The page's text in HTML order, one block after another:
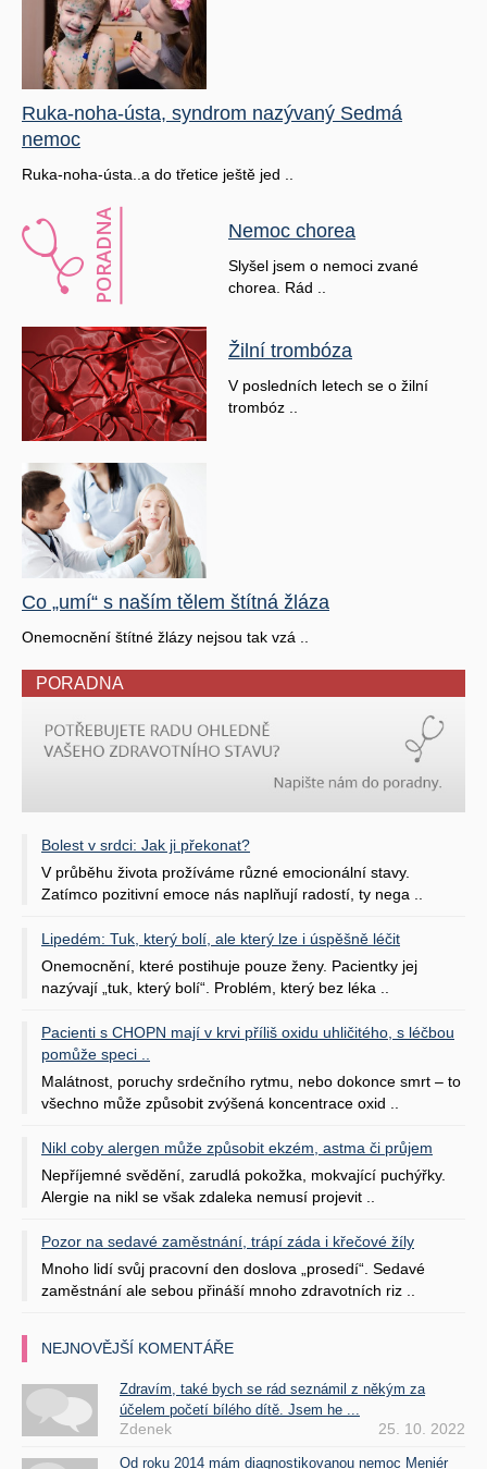
Ruka-noha-ústa, syndrom nazývaný Sedmá
nemoc
Ruka-noha-ústa..a do třetice ještě jed ..
Nemoc chorea
Slyšel jsem o nemoci zvané
chorea. Rád ..
Žilní trombóza
V posledních letech se o žilní
trombóz ..
Co „umí“ s naším tělem štítná žláza
Onemocnění štítné žlázy nejsou tak vzá ..
PORADNA
Bolest v srdci: Jak ji překonat?
V průběhu života prožíváme různé emocionální stavy.
Zatímco pozitivní emoce nás naplňují radostí, ty nega ..
Lipedém: Tuk, který bolí, ale který lze i úspěšně léčit
Onemocnění, které postihuje pouze ženy. Pacientky jej
nazývají „tuk, který bolí“. Problém, který bez léka ..
Pacienti s CHOPN mají v krvi příliš oxidu uhličitého, s léčbou
pomůže speci ..
Malátnost, poruchy srdečního rytmu, nebo dokonce smrt – to
všechno může způsobit zvýšená koncentrace oxid ..
Nikl coby alergen může způsobit ekzém, astma či průjem
Nepříjemné svědění, zarudlá pokožka, mokvající puchýřky.
Alergie na nikl se však zdaleka nemusí projevit ..
Pozor na sedavé zaměstnání, trápí záda i křečové žíly
Mnoho lidí svůj pracovní den doslova „prosedí“. Sedavé
zaměstnání ale sebou přináší mnoho zdravotních riz ..
NEJNOVĚJŠÍ KOMENTÁŘE
Zdravím, také bych se rád seznámil z někým za
účelem početí bílého dítě. Jsem he ...
Zdenek 25. 10. 2022
Od roku 2014 mám diagnostikovanou nemoc Meniér